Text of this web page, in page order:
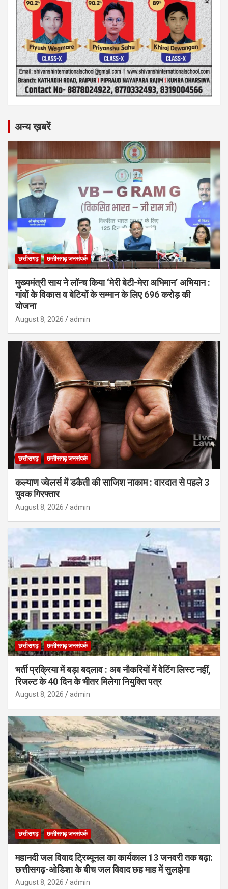
अन्य ख़बरें
छत्तीसगढ़ छत्तीसगढ़ जनसंपर्क
मुख्यमंत्री साय ने लॉन्च किया ‘मेरी बेटी-मेरा अभिमान’ अभियान :
गांवों के विकास व बेटियों के सम्मान के लिए 696 करोड़ की
योजना
August 8, 2026 admin
छत्तीसगढ़ छत्तीसगढ़ जनसंपर्क
कल्याण ज्वेलर्स में डकैती की साजिश नाकाम : वारदात से पहले 3
युवक गिरफ्तार
August 8, 2026 admin
छत्तीसगढ़ छत्तीसगढ़ जनसंपर्क
भर्ती प्रक्रिया में बड़ा बदलाव : अब नौकरियों में वेटिंग लिस्ट नहीं,
रिजल्ट के 40 दिन के भीतर मिलेगा नियुक्ति पत्र
August 8, 2026 admin
छत्तीसगढ़ छत्तीसगढ़ जनसंपर्क
महानदी जल विवाद ट्रिब्यूनल का कार्यकाल 13 जनवरी तक बढ़ा:
छत्तीसगढ़-ओडिशा के बीच जल विवाद छह माह में सुलझेगा
August 8, 2026 admin